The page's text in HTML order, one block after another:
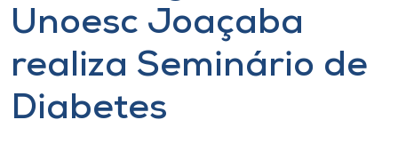
Atendimento ao Estudante
Portal de Ensino
Unoesc Joaçaba
realiza Seminário de
Diabetes